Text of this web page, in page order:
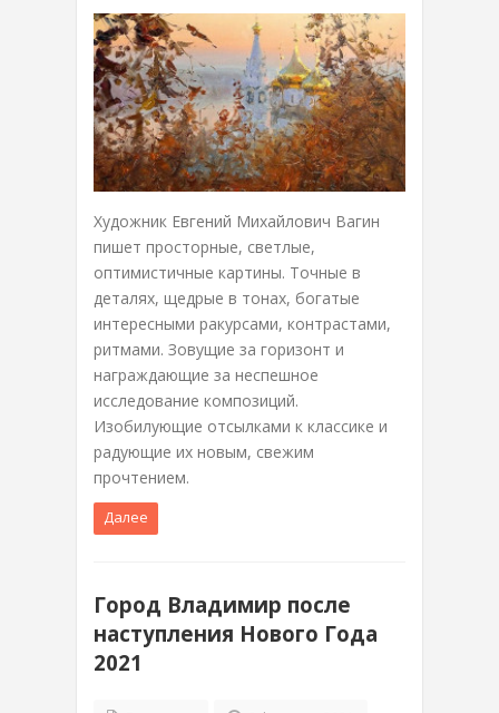
Художник Евгений Михайлович Вагин
пишет просторные, светлые,
оптимистичные картины. Точные в
деталях, щедрые в тонах, богатые
интересными ракурсами, контрастами,
ритмами. Зовущие за горизонт и
награждающие за неспешное
исследование композиций.
Изобилующие отсылками к классике и
радующие их новым, свежим
прочтением.
Далее
Город Владимир после
наступления Нового Года
2021